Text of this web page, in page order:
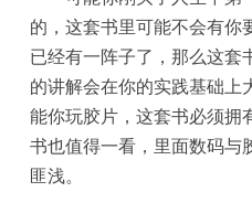
的，这套书里可能不会有你
已经有一阵子了，那么这套
的讲解会在你的实践基础上
能你玩胶片，这套书必须拥
书也值得一看，里面数码与
匪浅。